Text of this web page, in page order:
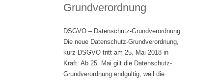
Grundverordnung
DSGVO – Datenschutz-Grundverordnung
Die neue Datenschutz-Grundverordnung,
kurz DSGVO tritt am 25. Mai 2018 in
Kraft. Ab 25. Mai gilt die Datenschutz-
Grundverordnung endgültig, weil die